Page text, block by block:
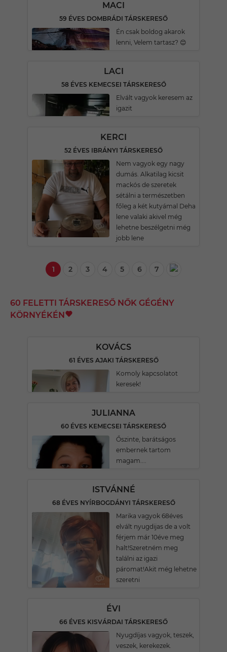
MACI
59 ÉVES DOMBRÁDI TÁRSKERESŐ
Én csak boldog akarok
lenni, Velem tartasz? 😊
LACI
58 ÉVES KEMECSEI TÁRSKERESŐ
Elvált vagyok keresem az
igazit
KERCI
52 ÉVES IBRÁNYI TÁRSKERESŐ
Nem vagyok egy nagy
dumás. Alkatilag kicsit
mackós de szeretek
sétálni a természetben
főleg a két kutyámal Deha
lene valaki akivel még
lehetne beszélgetni még
jobb lene
1 2 3 4 5 6 7
60 FELETTI TÁRSKERESŐ NŐK GÉGÉNY
KÖRNYÉKÉN
KOVÁCS
61 ÉVES AJAKI TÁRSKERESŐ
Komoly kapcsolatot
keresek!
JULIANNA
60 ÉVES KEMECSEI TÁRSKERESŐ
Őszinte, barátságos
embernek tartom
magam....
ISTVÁNNÉ
68 ÉVES NYÍRBOGDÁNYI TÁRSKERESŐ
Marika vagyok 68éves
elvált nyugdijas de a volt
férjem már 10éve meg
halt!Szeretném meg
találni az igazi
páromat!Akit még lehetne
szeretni
ÉVI
66 ÉVES KISVÁRDAI TÁRSKERESŐ
Nyugdíjas vagyok, teszek,
veszek, kerekezek.